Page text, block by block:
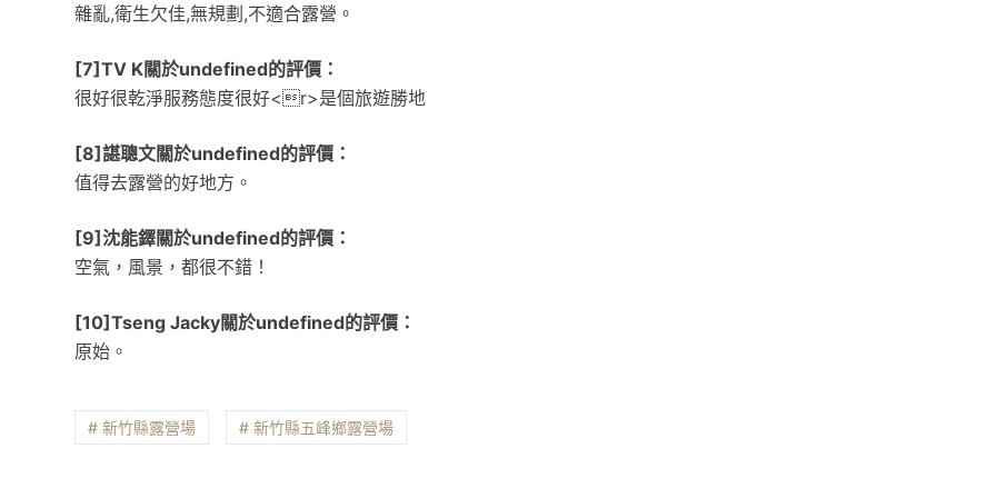
雜亂,衛生欠佳,無規劃,不適合露營。
[7]TV K關於undefined的評價：
很好很乾淨服務態度很好<r>是個旅遊勝地
[8]諶聰文關於undefined的評價：
值得去露營的好地方。
[9]沈能鐸關於undefined的評價：
空氣，風景，都很不錯！
[10]Tseng Jacky關於undefined的評價：
原始。
# 新竹縣露營場 # 新竹縣五峰鄉露營場